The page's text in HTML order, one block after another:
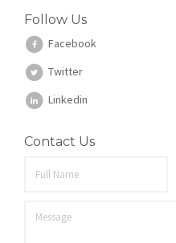
Follow Us
Facebook
Twitter
Linkedin
Contact Us